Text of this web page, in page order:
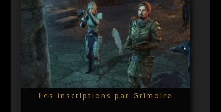
Les inscriptions par Grimoire